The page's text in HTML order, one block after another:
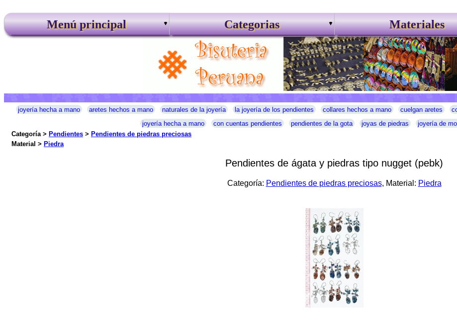
Menú principal Categorias Materiales
joyería hecha a mano aretes hechos a mano naturales de la joyería la joyería de los pendientes collares hechos a mano cuelgan aretes
joyería hecha a mano
con cuentas pendientes pendientes de la gota joyas de piedras joyería de
Categoría > Pendientes > Pendientes de piedras preciosas
Material > Piedra
Pendientes de ágata y piedras tipo nugget (pebk)
Categoría: Pendientes de piedras preciosas, Material: Piedra